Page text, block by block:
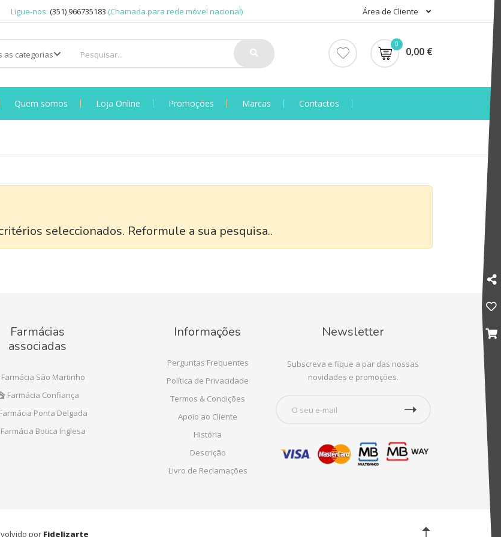
Ligue-nos: (351) 966735183 (Chamada para rede móvel nacional) Área de Cliente
0
0,00 €
Quem somos Loja Online Promoções Marcas Contactos
seleccionados. Reformule a sua pesquisa..
Farmácias
associadas
Farmácia São Martinho
Farmácia Confiança
Farmácia Ponta Delgada
Farmácia Botica Inglesa
Informações
Perguntas Frequentes
Política de Privacidade
Termos & Condições
Apoio ao Cliente
História
Descrição
Livro de Reclamações
Newsletter
Subscreva e fique a par das nossas
novidades e promoções.
por Fidelizarte